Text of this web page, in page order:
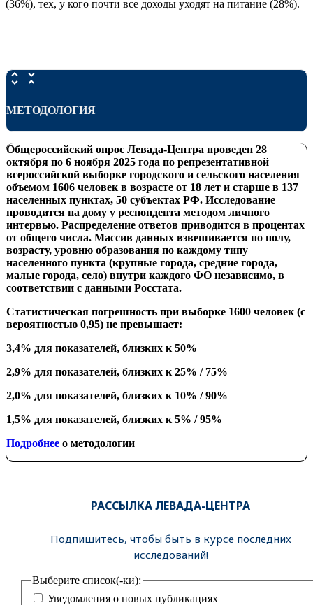
(36%), тех, у кого почти все доходы уходят на питание (28%).
МЕТОДОЛОГИЯ
Общероссийский опрос Левада-Центра проведен 28
октября по 6 ноября 2025 года по репрезентативной
всероссийской выборке городского и сельского населения
объемом 1606 человек в возрасте от 18 лет и старше в 137
населенных пунктах, 50 субъектах РФ. Исследование
проводится на дому у респондента методом личного
интервью. Распределение ответов приводится в процентах
от общего числа. Массив данных взвешивается по полу,
возрасту, уровню образования по каждому типу
населенного пункта (крупные города, средние города,
малые города, село) внутри каждого ФО независимо, в
соответствии с данными Росстата.
Статистическая погрешность при выборке 1600 человек (с
вероятностью 0,95) не превышает:
3,4% для показателей, близких к 50%
2,9% для показателей, близких к 25% / 75%
2,0% для показателей, близких к 10% / 90%
1,5% для показателей, близких к 5% / 95%
Подробнее о методологии
РАССЫЛКА ЛЕВАДА-ЦЕНТРА
Подпишитесь, чтобы быть в курсе последних
исследований!
Выберите список(-ки):
Уведомления о новых публикациях